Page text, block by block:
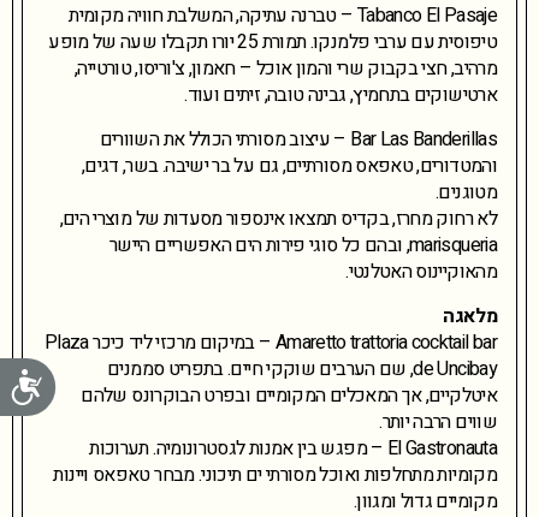
Tabanco El Pasaje – טברנה עתיקה, המשלבת חוויה מקומית
טיפוסית עם ערבי פלמנקו. תמורת 25 יורו תקבלו שעה של מופע
מרהיב, חצי בקבוק שרי והמון אוכל – חאמון, צ'וריסו, טורטייה,
ארטישוקים בתחמיץ, גבינה טובה, זיתים ועוד.
Bar Las Banderillas – עיצוב מסורתי הכולל את השוורים
והמטדורים, טאפאס מסורתיים, גם על בר ישיבה. בשר, דגים,
מטוגנים.
לא רחוק מחרז, בקדיס תמצאו אינספור מסעדות של מוצרי הים,
marisqueria, ובהם כל סוגי פירות הים האפשריים היישר
מהאוקיינוס האטלנטי.
מלאגה
Amaretto trattoria cocktail bar – במיקום מרכזי ליד כיכר Plaza
de Uncibay, שם הערבים שוקקי חיים. בתפריט סממנים
איטלקיים, אך המאכלים המקומיים ובפרט הבוקרונס שלהם
שווים הרבה יותר.
El Gastronauta – מפגש בין אמנות לגסטרונומיה. תערוכות
מקומיות מתחלפות ואוכל מסורתי ים תיכוני. מבחר טאפאס ויינות
מקומיים גדול ומגוון.